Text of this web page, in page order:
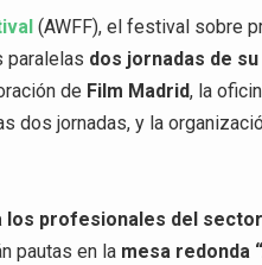
(AWFF), el festival sobre
paralelas dos jornadas de
de Film Madrid, la
dos jornadas, y la
profesionales del
pautas en la mesa redonda